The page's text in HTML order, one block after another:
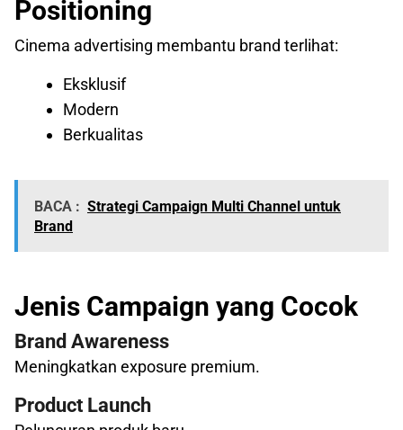
Positioning
Cinema advertising membantu brand terlihat:
Eksklusif
Modern
Berkualitas
BACA : Strategi Campaign Multi Channel untuk
Brand
Jenis Campaign yang Cocok
Brand Awareness
Meningkatkan exposure premium.
Product Launch